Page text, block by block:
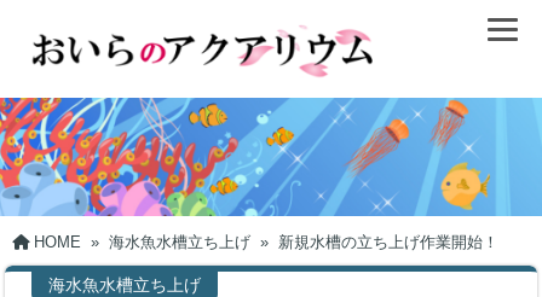
HOME » 海水魚水槽立ち上げ » 新規水槽の立ち上げ作業開始！
海水魚水槽立ち上げ